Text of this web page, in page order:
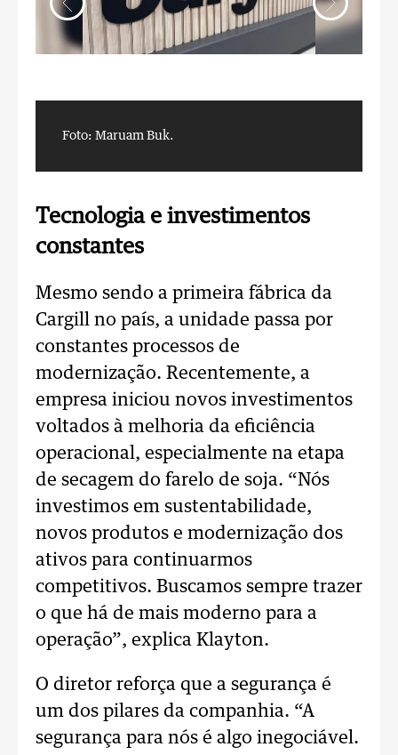
Foto: Maruam Buk.
Tecnologia e investimentos
constantes
Mesmo sendo a primeira fábrica da
Cargill no país, a unidade passa por
constantes processos de
modernização. Recentemente, a
empresa iniciou novos investimentos
voltados à melhoria da eficiência
operacional, especialmente na etapa
de secagem do farelo de soja. “Nós
investimos em sustentabilidade,
novos produtos e modernização dos
ativos para continuarmos
competitivos. Buscamos sempre trazer
o que há de mais moderno para a
operação”, explica Klayton.
O diretor reforça que a segurança é
um dos pilares da companhia. “A
segurança para nós é algo inegociável.